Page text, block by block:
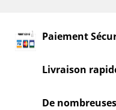
Paiement
Livraison
De